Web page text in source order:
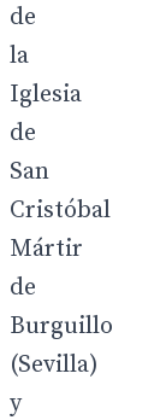
de
la
Iglesia
de
San
Cristóbal
Mártir
de
Burguillo
(Sevilla)
y